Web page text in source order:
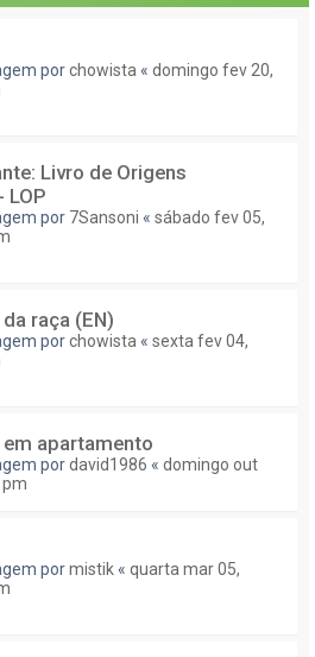
porchowista « domingo fev 20,
Livro de Origens
LOP
por 7Sansoni « sábado fev 05,
raça (EN)
porchowista « sexta fev 04,
apartamento
pordavid1986 « domingo out
pm
pormistik « quarta mar 05,